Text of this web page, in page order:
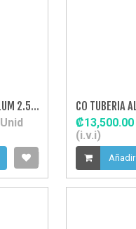
CO TUBERIA ALUM 2.5" RECTO
Unid
₡13,500.00
(i.v.i)
Añadir